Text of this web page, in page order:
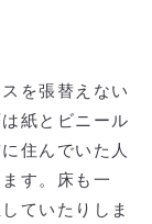
を張替えない
紙とビニール
住んでいた人
す。床も一
ていたりしま